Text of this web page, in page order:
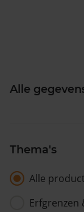
Alle
Thema's
Alle
Erfgrenzen